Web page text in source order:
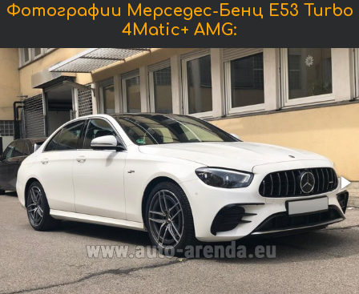
Фотографии Мерседес-Бенц E53 Turbo
4Matic+ AMG: